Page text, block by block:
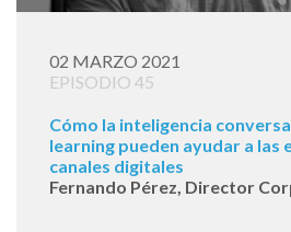
02 MARZO 2021
EPISODIO 45
Cómo la inteligencia
learning pueden ayudar a las
canales digitales
Fernando Pérez, Director